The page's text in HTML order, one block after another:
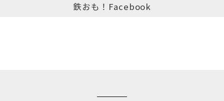
鉄おも！Facebook